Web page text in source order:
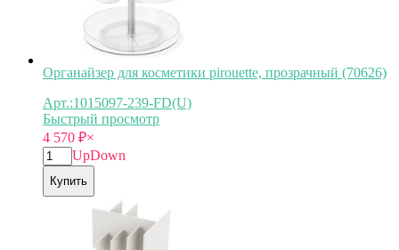
Органайзер для косметики pirouette, прозрачный (70626)
Арт.:1015097-239-FD(U)
Быстрый просмотр
4 570 ₽×
UpDown
Купить